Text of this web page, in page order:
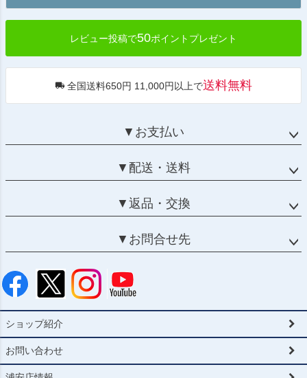
へ
レビュー投稿で50ポイントプレゼント
全国送料650円 11,000円以上で送料無料
▼お支払い
▼配送・送料
▼返品・交換
▼お問合せ先
ショップ紹介
お問い合わせ